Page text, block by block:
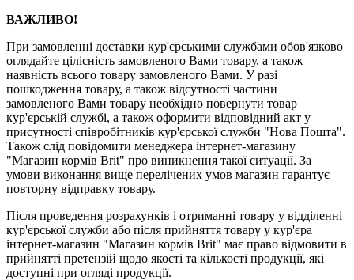
ВАЖЛИВО!
При замовленні доставки кур'єрськими службами обов'язково
оглядайте цілісність замовленого Вами товару, а також
наявність всього товару замовленого Вами. У разі
пошкодження товару, а також відсутності частини
замовленого Вами товару необхідно повернути товар
кур'єрській службі, а також оформити відповідний акт у
присутності співробітників кур'єрської служби "Нова Пошта".
Також слід повідомити менеджера інтернет-магазину
"Магазин кормів Brit" про виникнення такої ситуації. За
умови виконання вище перелічених умов магазин гарантує
повторну відправку товару.
Після проведення розрахунків і отриманні товару у відділенні
кур'єрської служби або після прийняття товару у кур'єра
інтернет-магазин "Магазин кормів Brit" має право відмовити в
прийнятті претензій щодо якості та кількості продукції, які
доступні при огляді продукції.